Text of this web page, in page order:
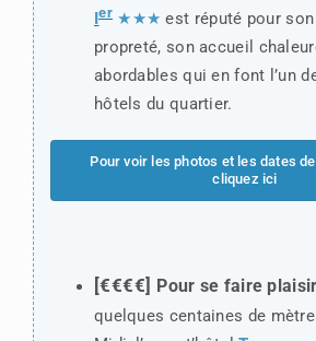
Ier★★★ est réputé pour
propreté, son accueil
abordables qui en font l’un
hôtels du quartier.
Pour voir les photos et les dates
cliquez ici
[€€€€] Pour se faire
quelques centaines de